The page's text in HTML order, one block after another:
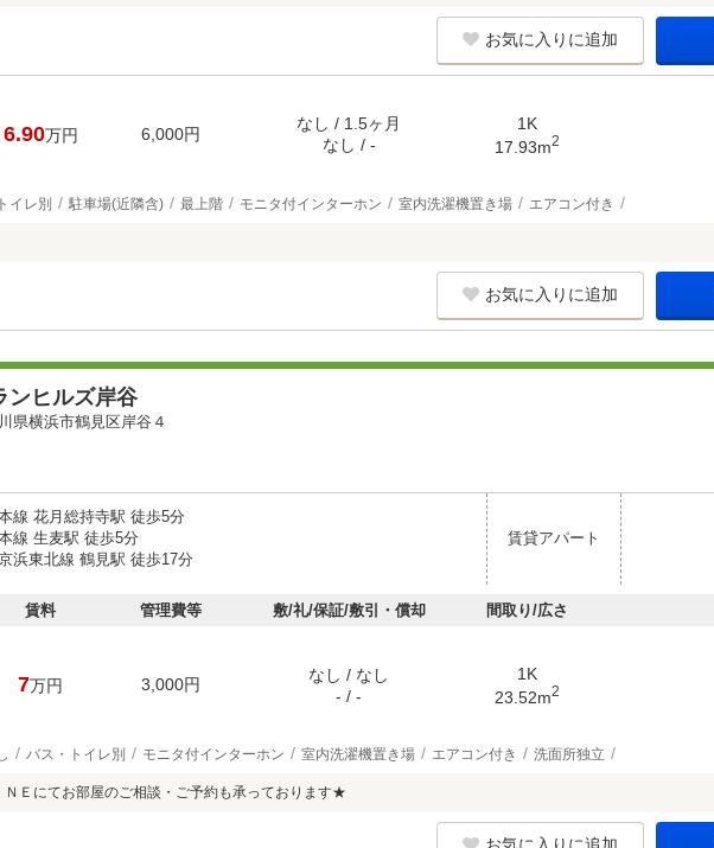
お気に入りに追加
6.90万円 6,000円
なし / 1.5ヶ月
なし / -
1K
17.93m2
イレ別 駐車場(近隣含) 最上階 モニタ付インターホン 室内洗濯機置き場 エアコン付き
お気に入りに追加
ンヒルズ岸谷
県横浜市鶴見区岸谷４
線 花月総持寺駅 徒歩5分
線 生麦駅 徒歩5分
浜東北線 鶴見駅 徒歩17分
賃貸アパート
賃料 管理費等 敷/礼/保証/敷引・償却 間取り/広さ
7万円 3,000円
なし / なし
- / -
1K
23.52m2
バス・トイレ別 モニタ付インターホン 室内洗濯機置き場 エアコン付き 洗面所独立
ＮＥにてお部屋のご相談・ご予約も承っております★